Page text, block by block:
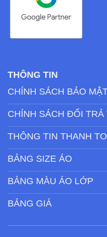
THÔNG TIN
CHÍNH SÁCH BẢO
CHÍNH SÁCH ĐỔI TRẢ
THÔNG TIN THANH
BẢNG SIZE ÁO
BẢNG MÀU ÁO LỚP
BẢNG GIÁ